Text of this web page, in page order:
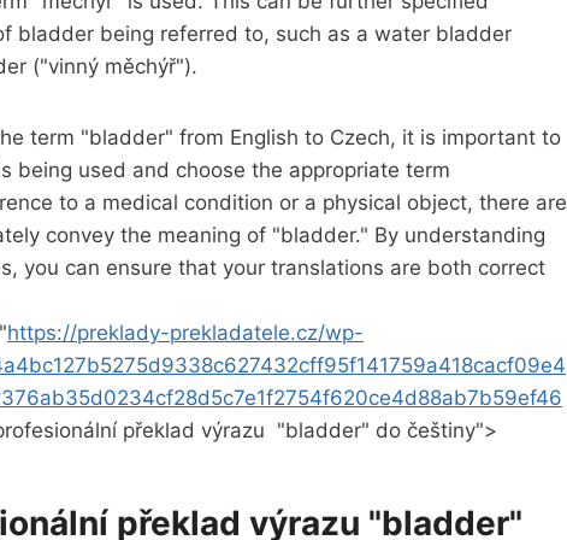
bladder⁤ being referred to, such as a water ​bladder
("vinný měchýř").
term "bladder" from English to ‍Czech, ​it is important to
being used and choose the appropriate ⁤term⁤
to a medical condition ⁤or a physical object, there are
convey the meaning of "bladder." By understanding
you can⁤ ensure that your​ translations are both‌ correct
https://preklady-prekladatele.cz/wp-
‍překlad výrazu ⁤ "bladder" do češtiny">
překlad výrazu "bladder"